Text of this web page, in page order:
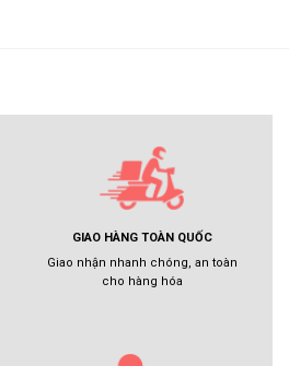
GIAO HÀNG TOÀN QUỐC
Giao nhận nhanh chóng, an toàn
cho hàng hóa